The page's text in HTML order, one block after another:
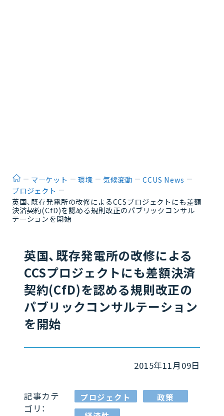
ホームマーケット 環境 気候変動
CCUS News
プロジェクト
英国、既存発電所の改修によるCCSプロジェクトにも差額
決済契約(CfD)を認める規則改正のパブリックコンサル
テーションを開始
英国、既存発電所の改修による
CCSプロジェクトにも差額決済
契約(CfD)を認める規則改正の
パブリックコンサルテーション
を開始
2015年11月09日
記事カテ
ゴリ：
プロジェクト
政策